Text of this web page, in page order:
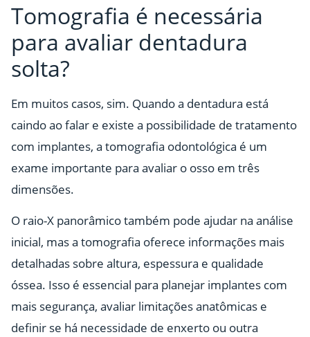
Tomografia é necessária
para avaliar dentadura
solta?
Em muitos casos, sim. Quando a dentadura está
caindo ao falar e existe a possibilidade de tratamento
com implantes, a tomografia odontológica é um
exame importante para avaliar o osso em três
dimensões.
O raio-X panorâmico também pode ajudar na análise
inicial, mas a tomografia oferece informações mais
detalhadas sobre altura, espessura e qualidade
óssea. Isso é essencial para planejar implantes com
mais segurança, avaliar limitações anatômicas e
definir se há necessidade de enxerto ou outra